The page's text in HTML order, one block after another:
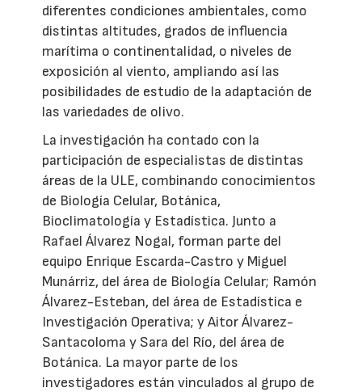
diferentes condiciones ambientales, como
distintas altitudes, grados de influencia
marítima o continentalidad, o niveles de
exposición al viento, ampliando así las
posibilidades de estudio de la adaptación de
las variedades de olivo.
La investigación ha contado con la
participación de especialistas de distintas
áreas de la ULE, combinando conocimientos
de Biología Celular, Botánica,
Bioclimatología y Estadística. Junto a
Rafael Álvarez Nogal, forman parte del
equipo Enrique Escarda-Castro y Miguel
Munárriz, del área de Biología Celular; Ramón
Álvarez-Esteban, del área de Estadística e
Investigación Operativa; y Aitor Álvarez-
Santacoloma y Sara del Río, del área de
Botánica. La mayor parte de los
investigadores están vinculados al grupo de